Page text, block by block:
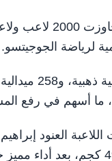
وأضاف أن
لرياضة الجوجيتسو.
ما أسهم في رفع
العنود
الحزام البنفسجي للمحترفات